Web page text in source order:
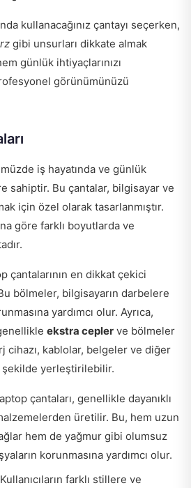
kullanacağınız çantayı seçerken,
gibi unsurları dikkate almak
günlük ihtiyaçlarınızı
görünümünüzü
iş hayatında ve günlük
sahiptir. Bu çantalar, bilgisayar ve
için özel olarak tasarlanmıştır.
göre farklı boyutlarda ve
çantalarının en dikkat çekici
bölmeler, bilgisayarın darbelere
yardımcı olur. Ayrıca,
ekstra cepler ve bölmeler
cihazı, kablolar, belgeler ve diğer
yerleştirilebilir.
çantaları, genellikle dayanıklı
üretilir. Bu, hem uzun
hem de yağmur gibi olumsuz
korunmasına yardımcı olur.
Kullanıcıların farklı stillere ve